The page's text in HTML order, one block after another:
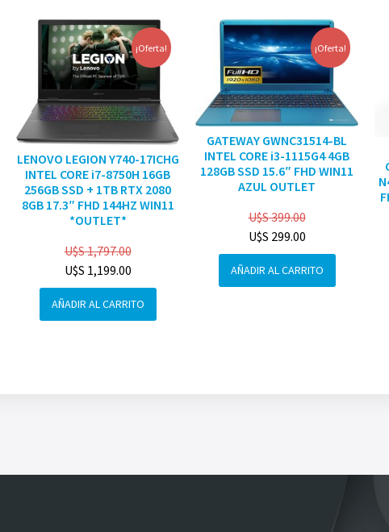
¡Oferta!
LENOVO LEGION Y740-17ICHG
INTEL CORE i7-8750H 16GB
256GB SSD + 1TB RTX 2080
8GB 17.3″ FHD 144HZ WIN11
*OUTLET*
U$S1,797.00
U$S 1,199.00
AÑADIR AL CARRITO
¡Oferta!
GATEWAY GWNC31514-BL
INTEL CORE i3-1115G4 4GB
128GB SSD 15.6″ FHD WIN11
AZUL OUTLET
U$S399.00
U$S 299.00
AÑADIR AL CARRITO